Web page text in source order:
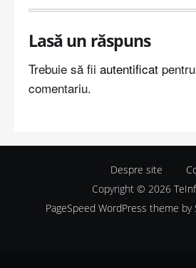
Lasă un răspuns
Trebuie să fii autentificat
comentariu.
Despre site
Copyright © 2026
PageSpeed WordPress theme by